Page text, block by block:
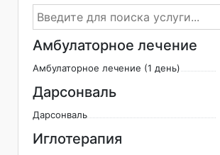
Амбулаторное лечение
Амбулаторное лечение (1 день)
Дарсонваль
Дарсонваль
Иглотерапия